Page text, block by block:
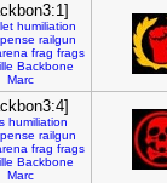
humiliation
railgun
frag frags
Backbone
Marc
humiliation
railgun
frag frags
Backbone
Marc